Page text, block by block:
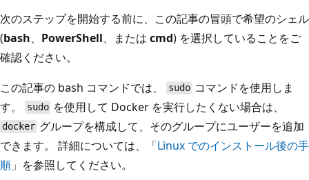
次のステップを開始する前に、この記事の冒頭で希望のシェル
(bash、 PowerShell、または cmd) を選択していることをご
確認ください。
この記事の bash コマンドでは、
sudo コマンドを使用しま
す。
sudo を使用して Docker を実行したくない場合は、
docker グループを構成して、そのグループにユーザーを追加
できます。 詳細については、「Linux でのインストール後の手
順 」を参照してください。